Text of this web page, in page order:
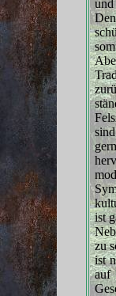
und
ist
zu
ist
auf